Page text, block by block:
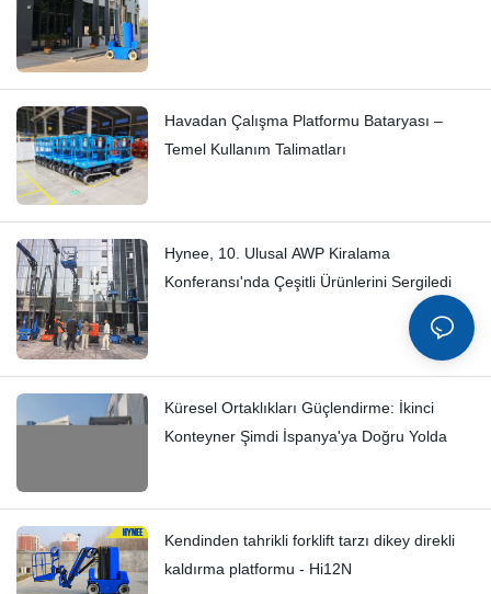
Havadan Çalışma Platformu Bataryası –
Temel Kullanım Talimatları
Hynee, 10. Ulusal AWP Kiralama
Konferansı'nda Çeşitli Ürünlerini Sergiledi
Küresel Ortaklıkları Güçlendirme: İkinci
Konteyner Şimdi İspanya'ya Doğru Yolda
Kendinden tahrikli forklift tarzı dikey direkli
kaldırma platformu - Hi12N